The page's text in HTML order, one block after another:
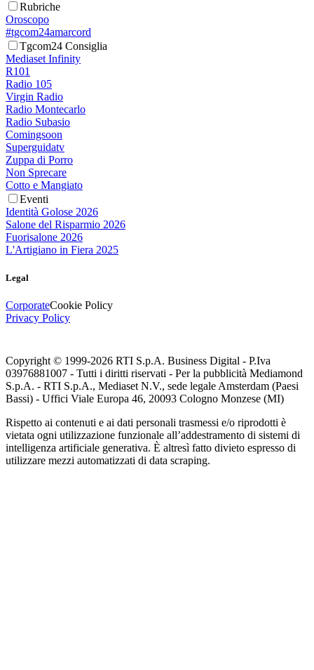
Rubriche
Oroscopo
#tgcom24amarcord
Tgcom24 Consiglia
Mediaset Infinity
R101
Radio 105
Virgin Radio
Radio Montecarlo
Radio Subasio
Comingsoon
Superguidatv
Zuppa di Porro
Non Sprecare
Cotto e Mangiato
Eventi
Identità Golose 2026
Salone del Risparmio 2026
Fuorisalone 2026
L'Artigiano in Fiera 2025
Legal
CorporateCookie Policy
Privacy Policy
Copyright © 1999-2026 RTI S.p.A. Business Digital - P.Iva
03976881007 - Tutti i diritti riservati - Per la pubblicità Mediamond
S.p.A. - RTI S.p.A., Mediaset N.V., sede legale Amsterdam (Paesi
Bassi) - Uffici Viale Europa 46, 20093 Cologno Monzese (MI)
Rispetto ai contenuti e ai dati personali trasmessi e/o riprodotti è
vietata ogni utilizzazione funzionale all’addestramento di sistemi di
intelligenza artificiale generativa. È altresì fatto divieto espresso di
utilizzare mezzi automatizzati di data scraping.